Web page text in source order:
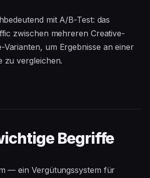
mit A/B-Test: das
zwischen mehreren Creative-
Varianten, um Ergebnisse an einer
zu vergleichen.
Begriffe
— ein Vergütungssystem für